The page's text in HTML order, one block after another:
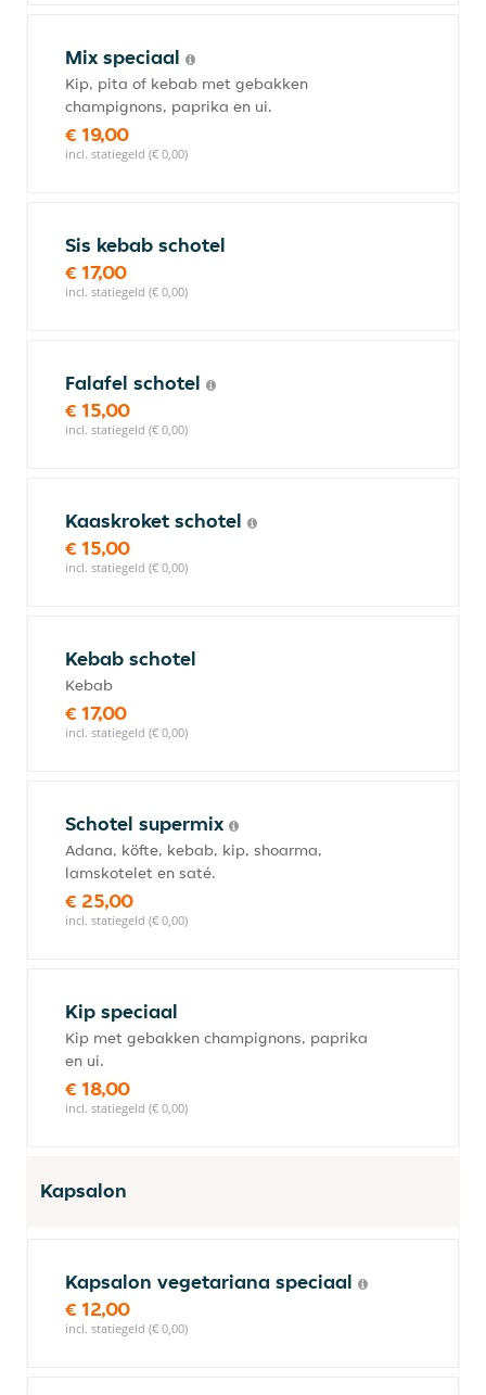
Mix speciaal
Kip, pita of kebab met gebakken
champignons, paprika en ui.
€ 19,00
incl. statiegeld (€ 0,00)
Sis kebab schotel
€ 17,00
incl. statiegeld (€ 0,00)
Falafel schotel
€ 15,00
incl. statiegeld (€ 0,00)
Kaaskroket schotel
€ 15,00
incl. statiegeld (€ 0,00)
Kebab schotel
Kebab
€ 17,00
incl. statiegeld (€ 0,00)
Schotel supermix
Adana, köfte, kebab, kip, shoarma,
lamskotelet en saté.
€ 25,00
incl. statiegeld (€ 0,00)
Kip speciaal
Kip met gebakken champignons, paprika
en ui.
€ 18,00
incl. statiegeld (€ 0,00)
Kapsalon
Kapsalon vegetariana speciaal
€ 12,00
incl. statiegeld (€ 0,00)